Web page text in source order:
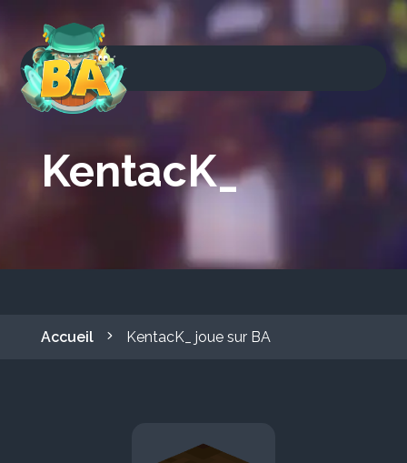
KentacK_
Accueil KentacK_ joue sur BA